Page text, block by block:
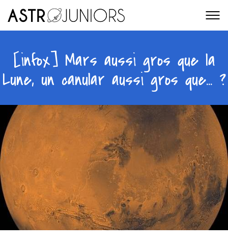
[infox] Mars aussi gros que la
Lune, un canular aussi gros que... ?